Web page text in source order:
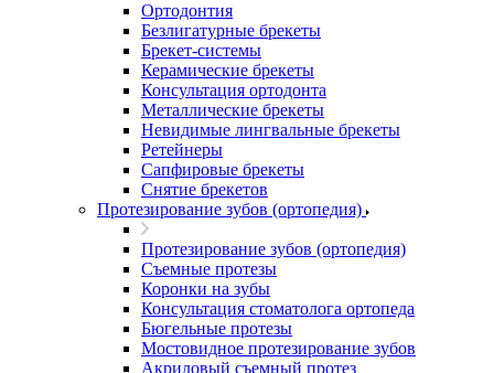
Ортодонтия
Безлигатурные брекеты
Брекет-системы
Керамические брекеты
Консультация ортодонта
Металлические брекеты
Невидимые лингвальные брекеты
Ретейнеры
Сапфировые брекеты
Снятие брекетов
Протезирование зубов (ортопедия)
Протезирование зубов (ортопедия)
Съемные протезы
Коронки на зубы
Консультация стоматолога ортопеда
Бюгельные протезы
Мостовидное протезирование зубов
Акриловый съемный протез